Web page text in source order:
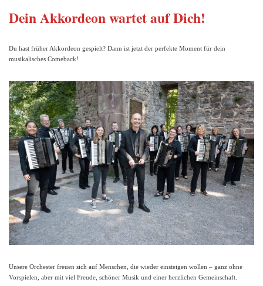
Dein Akkordeon wartet auf Dich!
Du hast früher Akkordeon gespielt? Dann ist jetzt der perfekte Moment für dein
musikalisches Comeback!
Unsere Orchester freuen sich auf Menschen, die wieder einsteigen wollen – ganz ohne
Vorspielen, aber mit viel Freude, schöner Musik und einer herzlichen Gemeinschaft.